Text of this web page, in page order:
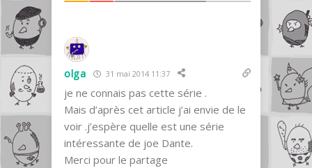
olga 31 mai 2014 11:37
je ne connais pas cette série .
Mais d’après cet article j’ai envie de le
voir .j’espère quelle est une série
intéressante de joe Dante.
Merci pour le partage